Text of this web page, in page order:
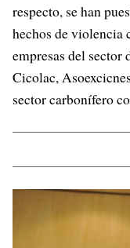
respecto, se han
hechos de violencia
empresas del
Cicolac,
sector carbonífero